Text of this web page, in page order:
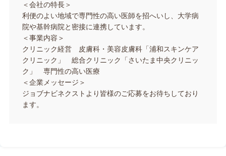
＜会社の特長＞
利便のよい地域で専門性の高い医師を招へいし、大学病
院や基幹病院と密接に連携しています。
＜事業内容＞
クリニック経営 皮膚科・美容皮膚科「浦和スキンケア
クリニック」 総合クリニック「さいたま中央クリニッ
ク」 専門性の高い医療
＜企業メッセージ＞
ジョブナビネクストより皆様のご応募をお待ちしており
ます。